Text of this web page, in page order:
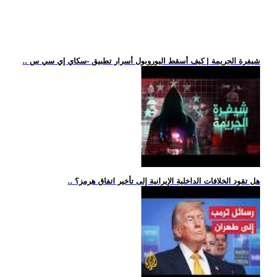
.. شيفرة الجريمة | كيف أسقط اليوروبول أسرار تطبيق -سكاي إي سي س
.. هل تقود الخلافات الداخلية الإيرانية إلى تأخير اتفاق هرمز؟